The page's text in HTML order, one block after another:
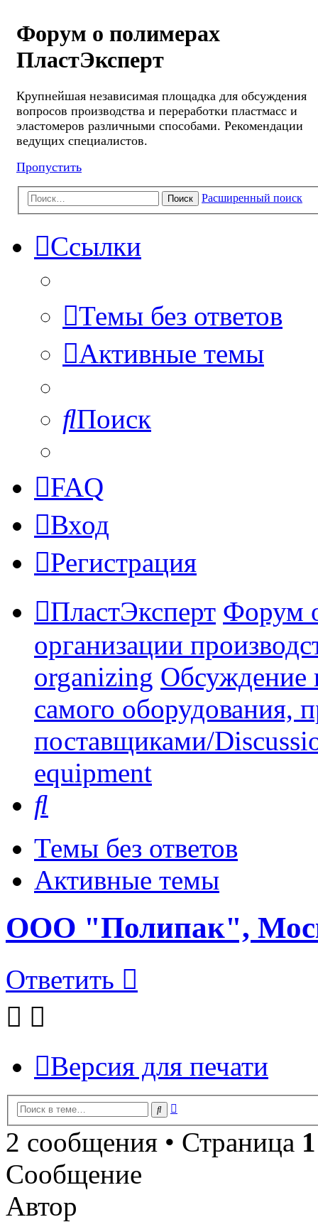
Форум о полимерах
ПластЭксперт
Крупнейшая независимая площадка для обсуждения
вопросов производства и переработки пластмасс и
эластомеров различными способами. Рекомендации
ведущих специалистов.
Пропустить
Поиск Расширенный поиск
Ссылки
Темы без ответов
Активные темы
Поиск
FAQ
Вход
Регистрация
ПластЭксперт Форум
организации
organizing Обсуждение
самого оборудования,
поставщиками/
equipment
Темы без ответов
Активные темы
ООО "Полипак",
Ответить
Версия для печати
Поиск
2 сообщения • Страница 1
Сообщение
Автор